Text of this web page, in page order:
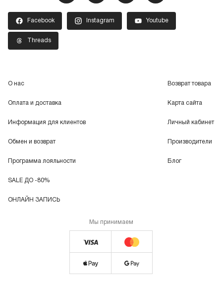
Facebook Instagram Youtube
Threads
О нас
Оплата и доставка
Информация для клиентов
Обмен и возврат
Программа лояльности
SALE ДО -80%
ОНЛАЙН ЗАПИСЬ
Возврат товара
Карта сайта
Личный кабинет
Производители
Блог
Мы принимаем